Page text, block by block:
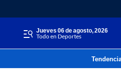
jueves 06 de agosto, 2026
Todo en Deportes